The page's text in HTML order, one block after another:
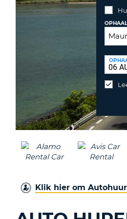
op
een
Klik hier om